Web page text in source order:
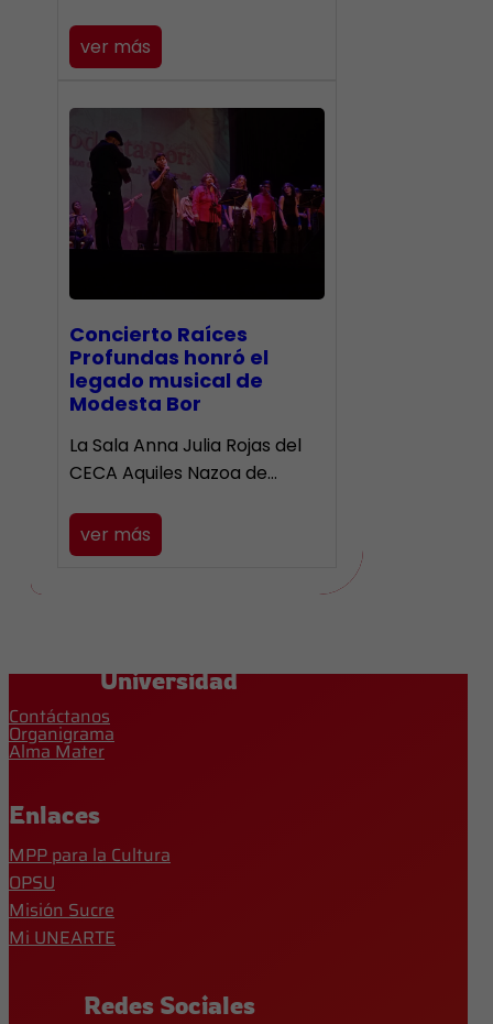
ver más
​Concierto Raíces
Profundas honró el
legado musical de
Modesta Bor
La Sala Anna Julia Rojas del
CECA Aquiles Nazoa de…
ver más
Universidad
Contáctanos
Organigrama
Alma Mater
Enlaces
MPP para la Cultura
OPSU
Misión Sucre
Mi UNEARTE
Redes Sociales